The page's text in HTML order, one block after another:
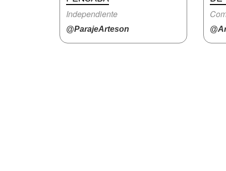
Independiente
@ParajeArteson